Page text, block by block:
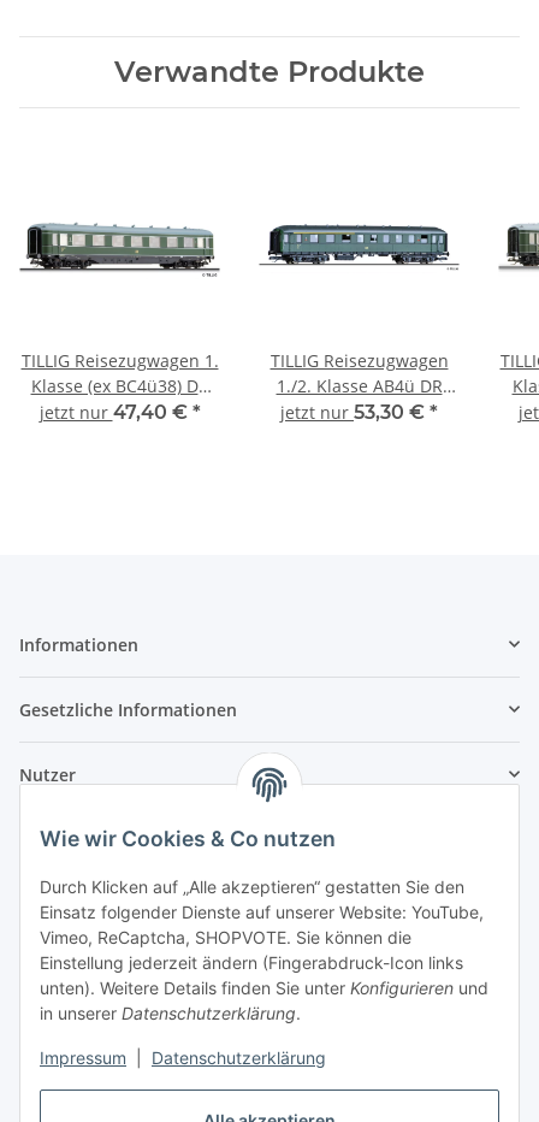
Wie wir Cookies & Co nutzen
Durch Klicken auf „Alle akzeptieren“ gestatten Sie den
Einsatz folgender Dienste auf unserer Website: YouTube,
Vimeo, ReCaptcha, SHOPVOTE. Sie können die
Einstellung jederzeit ändern (Fingerabdruck-Icon links
unten). Weitere Details finden Sie unter Konfigurieren und
in unserer Datenschutzerklärung.
Impressum Datenschutzerklärung
Verwandte Produkte
TILLIG Reisezugwagen 1.
Klasse (ex BC4ü38) DR
Ep.III 16900 Spur TT
jetzt nur 47,40 € *
TILLIG Reisezugwagen
1./2. Klasse AB4ü DR
Ep.III 13351 Spur TT
jetzt nur 53,30 € *
Informationen
Gesetzliche Informationen
Nutzer